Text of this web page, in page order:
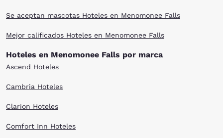
Se aceptan mascotas Hoteles en Menomonee Falls
Mejor calificados Hoteles en Menomonee Falls
Hoteles en Menomonee Falls por marca
Ascend Hoteles
Cambria Hoteles
Clarion Hoteles
Comfort Inn Hoteles